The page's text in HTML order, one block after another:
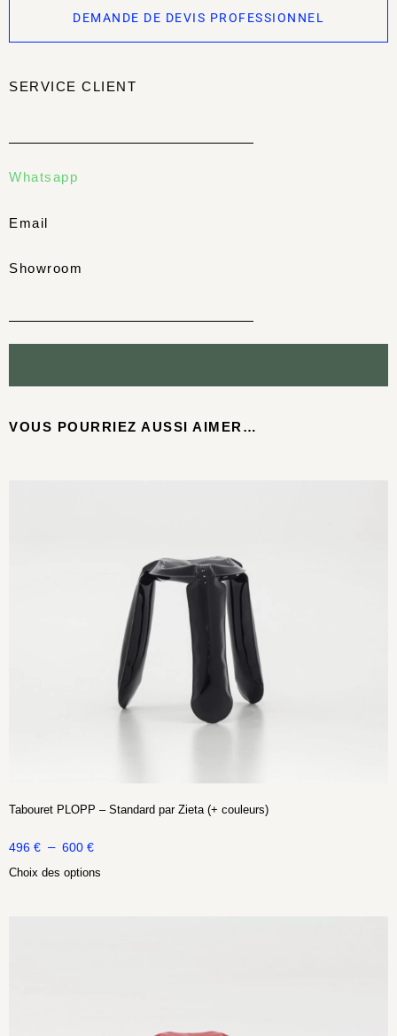
DEMANDE DE DEVIS PROFESSIONNEL
SERVICE CLIENT
Whatsapp
Email
Showroom
VOUS POURRIEZ AUSSI AIMER…
Tabouret PLOPP – Standard par Zieta (+ couleurs)
496 € – 600 €
Choix des options